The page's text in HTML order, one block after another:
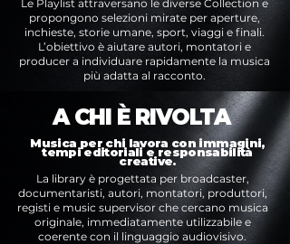
Le Playlist attraversano le diverse Collection e
propongono selezioni mirate per aperture,
inchieste, storie umane, sport, viaggi e finali.
L’obiettivo è aiutare autori, montatori e
producer a individuare rapidamente la musica
più adatta al racconto.
A CHI È RIVOLTA
Musica per chi lavora con immagini,
tempi editoriali e responsabilità
creative.
La library è progettata per broadcaster,
documentaristi, autori, montatori, produttori,
registi e music supervisor che cercano musica
originale, immediatamente utilizzabile e
coerente con il linguaggio audiovisivo.